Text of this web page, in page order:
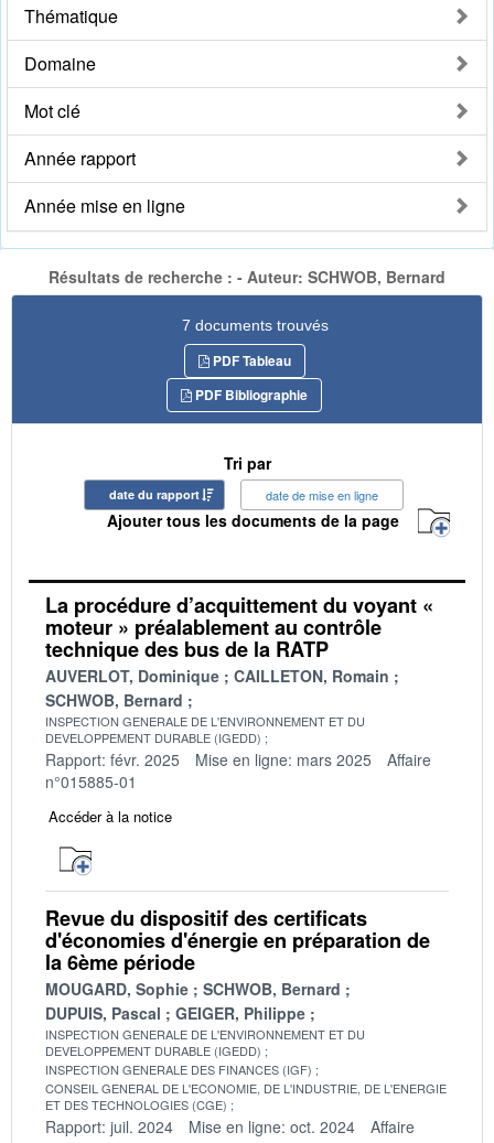
Thématique
Domaine
Mot clé
Année rapport
Année mise en ligne
Résultats de recherche : - Auteur: SCHWOB, Bernard
7 documents trouvés
PDF Tableau
PDF Bibliographie
Tri par
date du rapport date de mise en ligne
Ajouter tous les documents de la page
La procédure d’acquittement du voyant «
moteur » préalablement au contrôle
technique des bus de la RATP
AUVERLOT, Dominique
CAILLETON, Romain
SCHWOB, Bernard
INSPECTION GENERALE DE L'ENVIRONNEMENT ET DU
DEVELOPPEMENT DURABLE (IGEDD)
Rapport: févr. 2025 Mise en ligne: mars 2025
Affaire
n°015885-01
Accéder à la notice
Revue du dispositif des certificats
d'économies d'énergie en préparation de
la 6ème période
MOUGARD, Sophie
SCHWOB, Bernard
DUPUIS, Pascal
GEIGER, Philippe
INSPECTION GENERALE DE L'ENVIRONNEMENT ET DU
DEVELOPPEMENT DURABLE (IGEDD)
INSPECTION GENERALE DES FINANCES (IGF)
CONSEIL GENERAL DE L'ECONOMIE, DE L'INDUSTRIE, DE L'ENERGIE
ET DES TECHNOLOGIES (CGE)
Rapport: juil. 2024 Mise en ligne: oct. 2024
Affaire